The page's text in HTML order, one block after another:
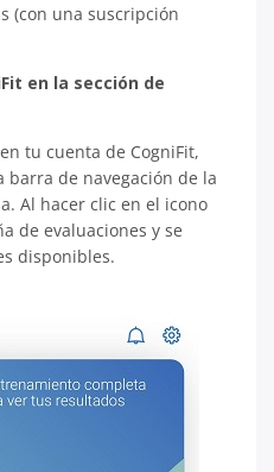
(con una suscripción
en la sección de
tu cuenta de CogniFit,
barra de navegación de la
Al hacer clic en el icono
de evaluaciones y se
disponibles.